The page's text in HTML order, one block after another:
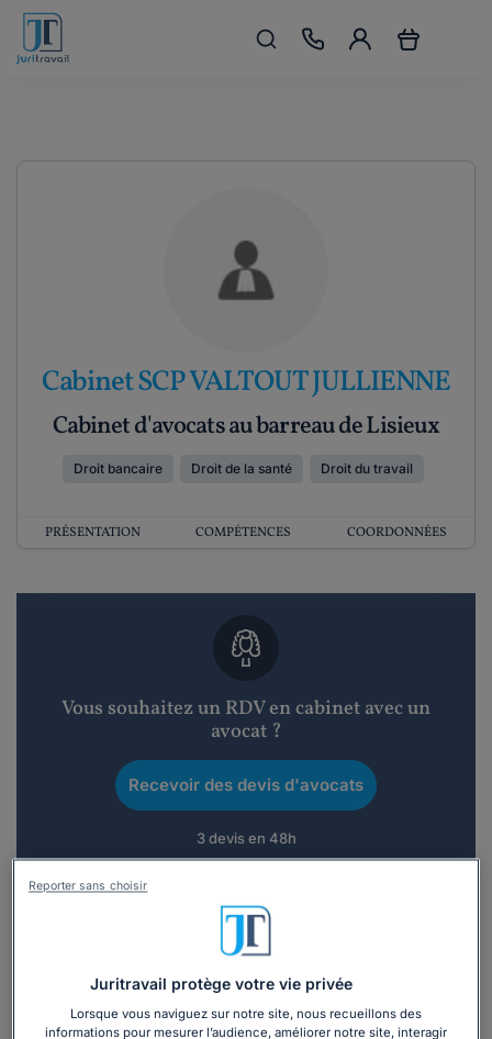
Cabinet SCP VALTOUT JULLIENNE
Cabinet d'avocats au barreau de Lisieux
Droit bancaire Droit de la santé Droit du travail
PRÉSENTATION COMPÉTENCES COORDONNÉES
Vous souhaitez un RDV en cabinet avec un
avocat ?
Recevoir des devis d'avocats
3 devis en 48h
Vous souhaitez une consultation par
téléphone ?
Juritravail protège votre vie privée
Lorsque vous naviguez sur notre site, nous recueillons des
informations pour mesurer l’audience, améliorer notre site, interagir
Reporter sans choisir